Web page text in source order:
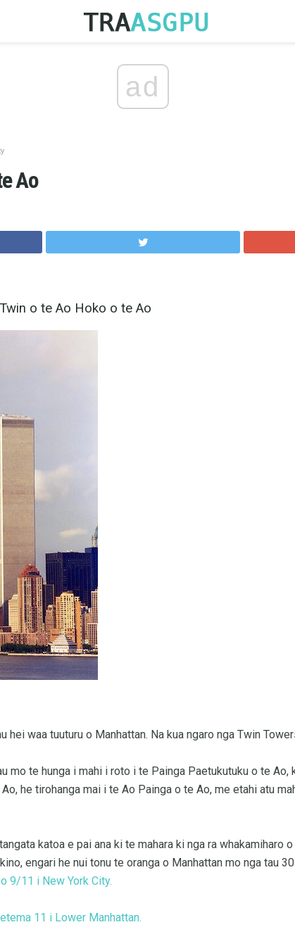
ad
Ao
o te Ao Hoko o te Ao
hei waa tuuturu o Manhattan. Na kua ngaro nga Twin
mo te hunga i mahi i roto i te Painga Paetukutuku o te Ao,
he tirohanga mai i te Ao Painga o te Ao, me etahi atu
katoa e pai ana ki te mahara ki nga ra whakamiharo
engari he nui tonu te oranga o Manhattan mo nga tau
9/11 i New York City.
11 i Lower Manhattan.